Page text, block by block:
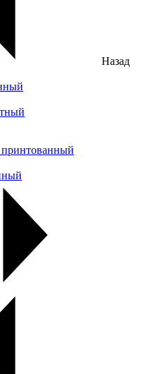
Назад